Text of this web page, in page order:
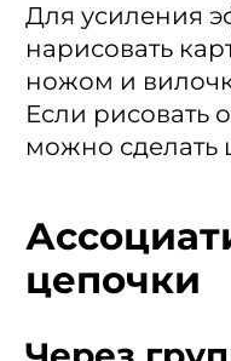
Для усиления
нарисовать
ножом и
Если рисовать
можно сделать
цепочки